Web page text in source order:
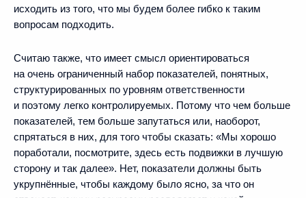
исходить из того, что мы будем более гибко к таким
вопросам подходить.
Считаю также, что имеет смысл ориентироваться
на очень ограниченный набор показателей, понятных,
структурированных по уровням ответственности
и поэтому легко контролируемых. Потому что чем больше
показателей, тем больше запутаться или, наоборот,
спрятаться в них, для того чтобы сказать: «Мы хорошо
поработали, посмотрите, здесь есть подвижки в лучшую
сторону и так далее». Нет, показатели должны быть
укрупнённые, чтобы каждому было ясно, за что он